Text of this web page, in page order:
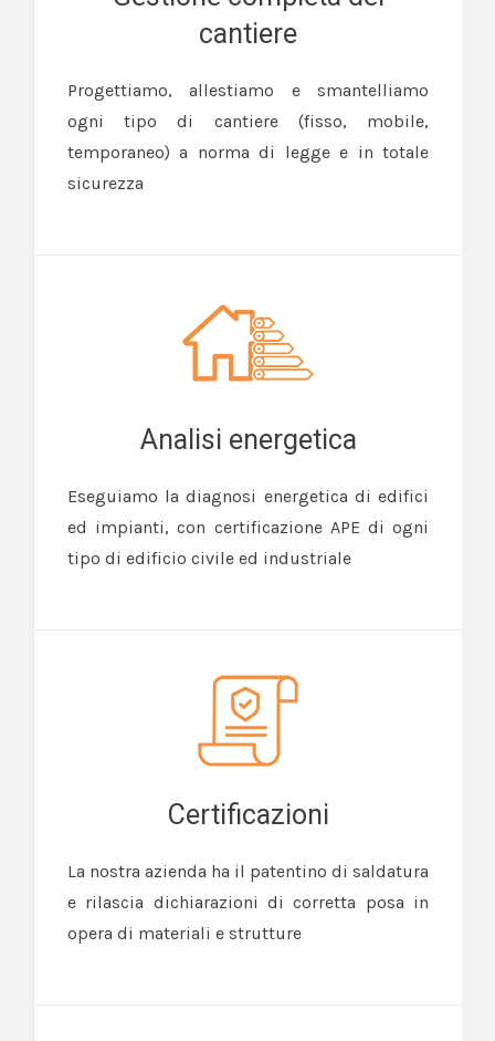
cantiere
Progettiamo, allestiamo e smantelliamo
ogni tipo di cantiere (fisso, mobile,
temporaneo) a norma di legge e in totale
sicurezza
Analisi energetica
Eseguiamo la diagnosi energetica di edifici
ed impianti, con certificazione APE di ogni
tipo di edificio civile ed industriale
Certificazioni
La nostra azienda ha il patentino di saldatura
e rilascia dichiarazioni di corretta posa in
opera di materiali e strutture